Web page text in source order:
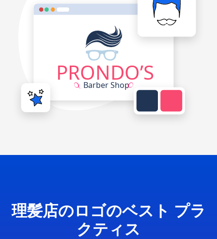
理髪店のロゴのベスト プラ
クティス